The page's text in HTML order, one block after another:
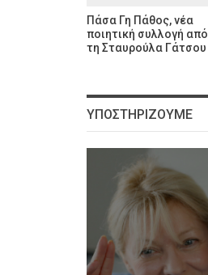
Πάσα Γη Πάθος, νέα
ποιητική συλλογή από
τη Σταυρούλα Γάτσου
ΥΠΟΣΤΗΡΊΖΟΥΜΕ